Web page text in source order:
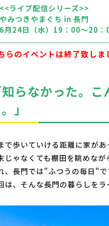
<<ライブ配信シリーズ>>
やみつきやまぐち in 長門
6月24日（水）19：00～20：
らのイベントは終了致し
知らなかった。
」
で歩いていける距離に家があ
じゃなくても棚田を眺めな
、長門では"ふつうの毎日"で
は、そんな長門の暮らしをラ